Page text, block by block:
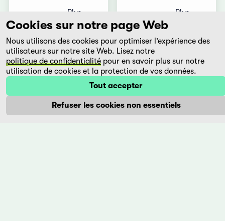
Plus Plus
La
muerte
de un
burocrata
Tomás
miracle
du
Inconnu
Alaa
Cookies sur notre page Web
Nous utilisons des cookies pour optimiser l’expérience des
utilisateurs sur notre site Web. Lisez notre
politique de confidentialité pour en savoir plus sur notre
utilisation de cookies et la protection de vos données.
Tout accepter
Refuser les cookies non essentiels